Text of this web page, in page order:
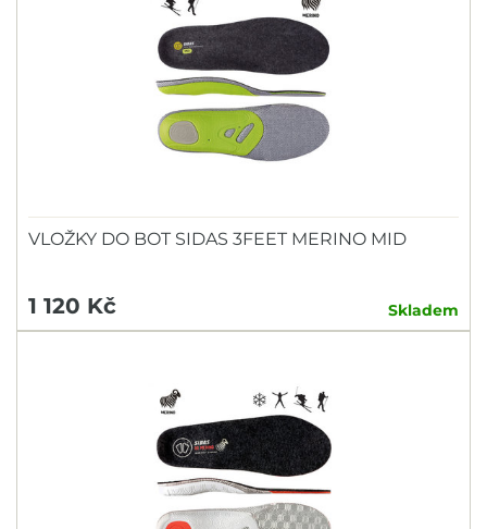
VLOŽKY DO BOT SIDAS 3FEET MERINO MID
1 120 Kč Skladem